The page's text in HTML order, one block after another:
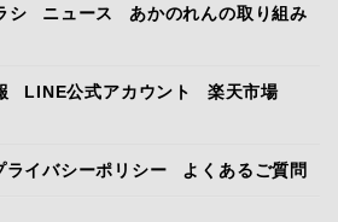
シ ニュース
あかのれんの取り組み
LINE公式アカウント
楽天市場
ライバシーポリシー よくあるご質問